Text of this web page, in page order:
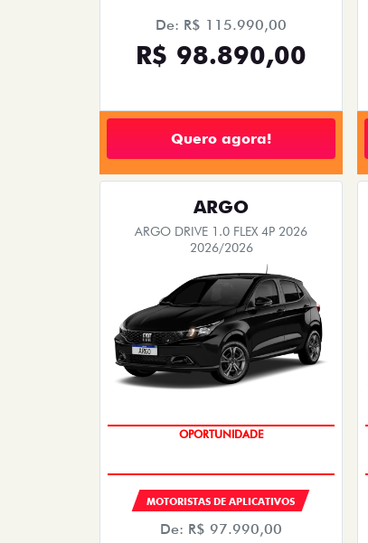
De: R$ 115.990,00
R$ 98.890,00
Quero agora!
ARGO
ARGO DRIVE 1.0 FLEX 4P 2026
2026/2026
OPORTUNIDADE
MOTORISTAS DE APLICATIVOS
De: R$ 97.990,00